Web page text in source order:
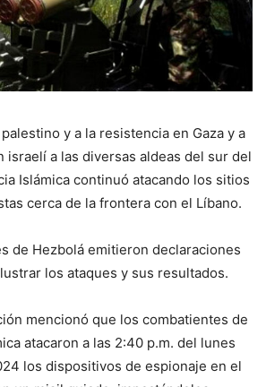
y a la resistencia en Gaza y a
israelí a las diversas aldeas del sur del
Islámica continuó atacando los sitios
cerca de la frontera con el Líbano.
de Hezbolá emitieron declaraciones
los ataques y sus resultados.
mencionó que los combatientes de
atacaron a las 2:40 p.m. del lunes
los dispositivos de espionaje en el